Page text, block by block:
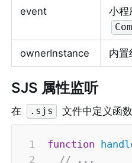
event 小程
ownerInstance 内置
SJS 属性监听
在 .sjs 文件中定义函数
function
// ...